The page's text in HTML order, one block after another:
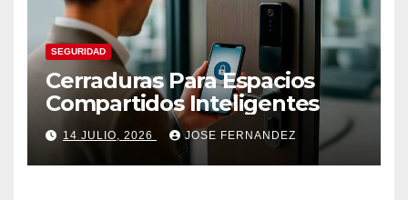
SEGURIDAD
Cerraduras Para Espacios
Compartidos Inteligentes
14 JULIO, 2026 JOSE FERNANDEZ